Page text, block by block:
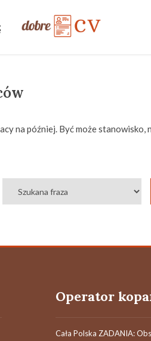
na później. Być może stanowisko,
Cała Polska ZADANIA: